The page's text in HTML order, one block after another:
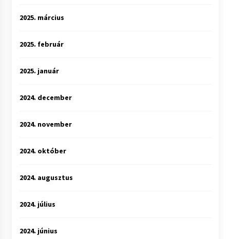
2025. március
2025. február
2025. január
2024. december
2024. november
2024. október
2024. augusztus
2024. július
2024. június